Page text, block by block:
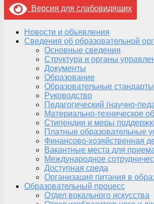
Версия для слабовидящих
Новости и объявления
Сведения об образовательной
Основные сведения
Структура и органы
Документы
Образование
Образовательные
Руководство
Педагогический (научно-
Материально-техническое
Стипендии и меры
Платные образовательные
Финансово-хозяйственная
Вакантные места для
Международное
Доступная среда
Организация питания в
Образовательный процесс
Отдел вокального искусства